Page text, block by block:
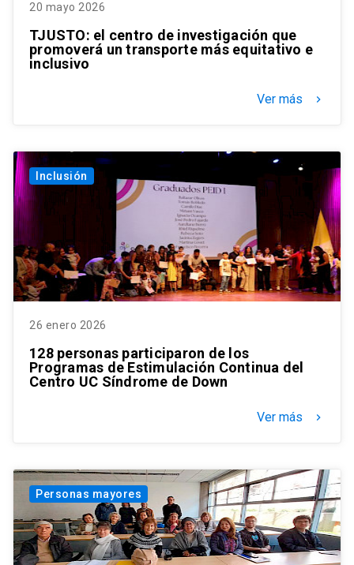
20 mayo 2026
TJUSTO: el centro de investigación que
promoverá un transporte más equitativo e
inclusivo
Ver más keyboard_arrow_right
Inclusión
26 enero 2026
128 personas participaron de los
Programas de Estimulación Continua del
Centro UC Síndrome de Down
Ver más keyboard_arrow_right
Personas mayores